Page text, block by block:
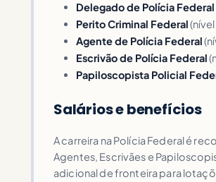
Delegado de Polícia Federal
Perito Criminal Federal
Agente de Polícia Federal
Escrivão de Polícia Federal
Papiloscopista Policial
Salários e benefícios
A carreira na Polícia Federal é
Agentes, Escrivães e
adicional de fronteira para